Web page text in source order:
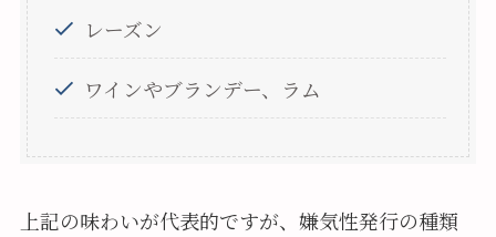
レーズン
ワインやブランデー、ラム
上記の味わいが代表的ですが、嫌気性発行の種類